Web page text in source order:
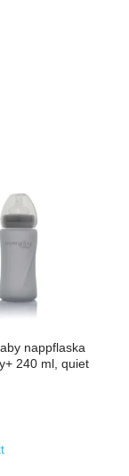
nappflaska
240 ml, quiet